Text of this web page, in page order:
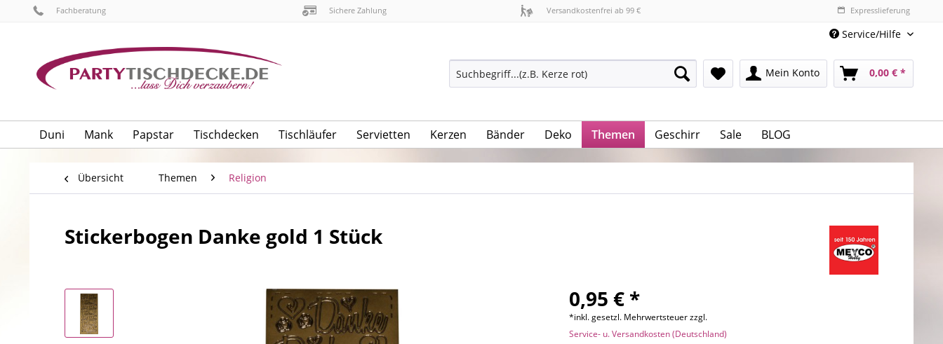
Fachberatung Sichere Zahlung Versandkostenfrei ab 99 € Expresslieferung
Service/Hilfe
Mein Konto 0,00 € *
Duni Mank Papstar Tischdecken Tischläufer Servietten Kerzen Bänder Deko Themen Geschirr Sale BLOG
Übersicht Themen Religion
Stickerbogen Danke gold 1 Stück
0,95 € *
*inkl. gesetzl. Mehrwertsteuer zzgl.
Service- u. Versandkosten (Deutschland)